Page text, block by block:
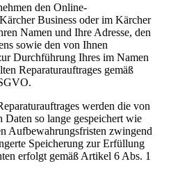
den Online-
Business oder im Kärcher
Namen und Ihre Adresse, den
sowie den von Ihnen
Durchführung Ihres im Namen
Reparaturauftrages gemäß
werden die von
Daten so lange gespeichert wie
Aufbewahrungsfristen zwingend
Speicherung zur Erfüllung
erfolgt gemäß Artikel 6 Abs. 1